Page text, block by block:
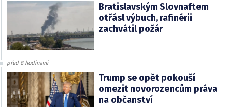
Bratislavským Slovnaftem
otřásl výbuch, rafinérii
zachvátil požár
před 8 hodinami
Trump se opět pokouší
omezit novorozencům práva
na občanství